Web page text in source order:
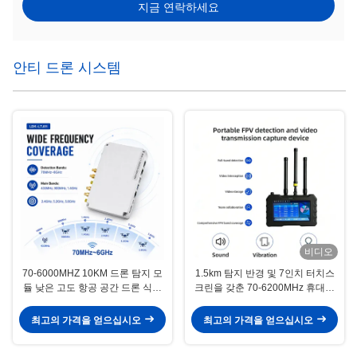
지금 연락하세요
안티 드론 시스템
70-6000MHZ 10KM 드론 탐지 모
듈 낮은 고도 항공 공간 드론 식별
모듈
최고의 가격을 얻으십시오
비디오
1.5km 탐지 반경 및 7인치 터치스
크린을 갖춘 70-6200MHz 휴대용
안 제어용)
최고의 가격을 얻으십시오